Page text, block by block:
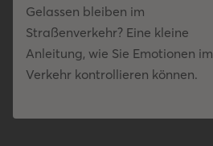
Gelassen bleiben im
Straßenverkehr? Eine kleine
Anleitung, wie Sie Emotionen im
Verkehr kontrollieren können.